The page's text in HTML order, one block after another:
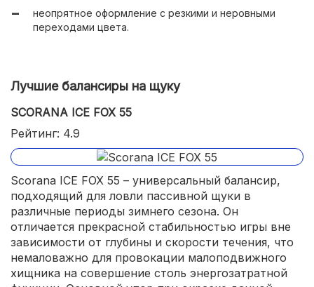
неопрятное оформление с резкими и неровными
переходами цвета.
Лучшие балансиры на щуку
SCORANA ICE FOX 55
Рейтинг: 4.9
Scorana ICE FOX 55 – универсальный балансир,
подходящий для ловли пассивной щуки в
различные периоды зимнего сезона. Он
отличается прекрасной стабильностью игры вне
зависимости от глубины и скорости течения, что
немаловажно для провокации малоподвижного
хищника на совершение столь энергозатратной